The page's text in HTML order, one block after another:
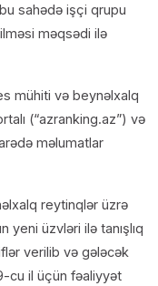
sahədə işçi qrupu
məqsədi ilə
mühiti və beynəlxalq
(“azranking.az”) və
məlumatlar
reytinqlər üzrə
yeni üzvləri ilə tanışlıq
verilib və gələcək
cu il üçün fəaliyyət